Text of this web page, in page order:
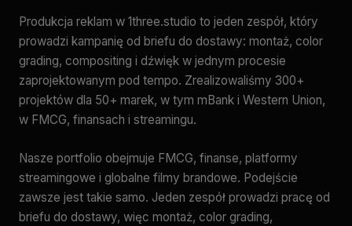
Produkcja reklam w 1three.studio to jeden zespół, który
prowadzi kampanię od briefu do dostawy: montaż, color
grading, compositing i dźwięk w jednym procesie
zaprojektowanym pod tempo. Zrealizowaliśmy 300+
projektów dla 50+ marek, w tym mBank i Western Union,
w FMCG, finansach i streamingu.
Nasze portfolio obejmuje FMCG, finanse, platformy
streamingowe i globalne filmy brandowe. Podejście
zawsze jest takie samo. Jeden zespół prowadzi pracę od
briefu do dostawy, więc montaż, color grading,